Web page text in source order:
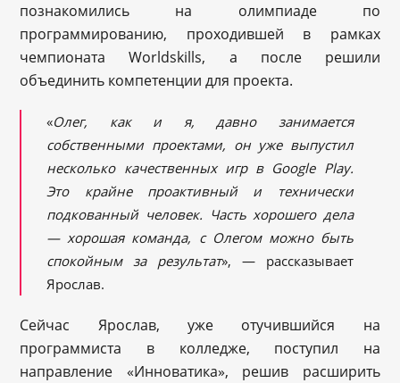
познакомились на олимпиаде по
программированию, проходившей в рамках
чемпионата Worldskills, а после решили
объединить компетенции для проекта.
«Олег, как и я, давно занимается
собственными проектами, он уже выпустил
несколько качественных игр в Google Play.
Это крайне проактивный и технически
подкованный человек. Часть хорошего дела
— хорошая команда, с Олегом можно быть
спокойным за результат», — рассказывает
Ярослав.
Сейчас Ярослав, уже отучившийся на
программиста в колледже, поступил на
направление «Инноватика», решив расширить